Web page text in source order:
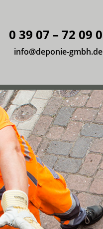
0 39 07 – 72 09 0
info@deponie-gmbh.de